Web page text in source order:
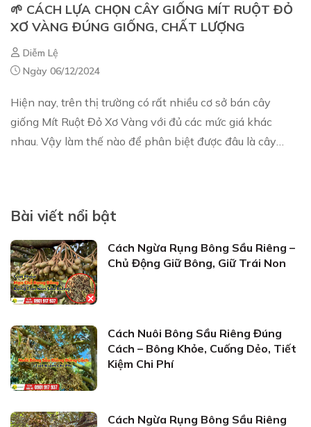
🌱 CÁCH LỰA CHỌN CÂY GIỐNG MÍT RUỘT ĐỎ
XƠ VÀNG ĐÚNG GIỐNG, CHẤT LƯỢNG
Diễm Lệ
Ngày 06/12/2024
Hiện nay, trên thị trường có rất nhiều cơ sở bán cây
giống Mít Ruột Đỏ Xơ Vàng với đủ các mức giá khác
nhau. Vậy làm thế nào để phân biệt được đâu là cây
Bài viết nổi bật
Cách Ngừa Rụng Bông Sầu Riêng –
Chủ Động Giữ Bông, Giữ Trái Non
Cách Nuôi Bông Sầu Riêng Đúng
Cách – Bông Khỏe, Cuống Dẻo, Tiết
Kiệm Chi Phí
Cách Ngừa Rụng Bông Sầu Riêng